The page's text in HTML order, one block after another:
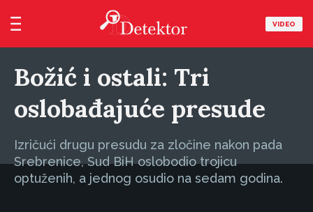
VIDEO
Božić i ostali: Tri
oslobađajuće presude
Izričući drugu presudu za zločine nakon pada
Srebrenice, Sud BiH oslobodio trojicu
optuženih, a jednog osudio na sedam godina.